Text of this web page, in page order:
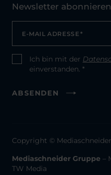
Newsletter abonnieren
E-MAIL ADRESSE *
CONSENT *
Ich bin mit der
einverstanden. *
ABSENDEN
Copyright © Mediaschneider
Mediaschneider Gruppe –
TW Media